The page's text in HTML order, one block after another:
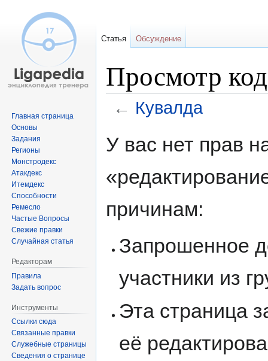
Просмотр
← Кувалда
ккУ вас нет прав
причинам:
Запрошенное
участники из
Эта страница
её
Статья Обсуждение
Главная страница
Основы
Задания
Регионы
Монстродекс
Атакдекс
Итемдекс
Способности
Ремесло
Частые Вопросы
Свежие правки
Случайная статья
Редакторам
Правила
Задать вопрос
Инструменты
Ссылки сюда
Связанные правки
Служебные страницы
Сведения о странице